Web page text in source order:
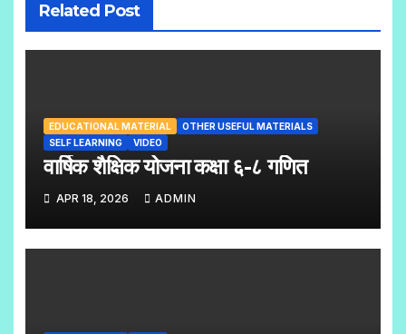
Related Post
EDUCATIONAL MATERIAL
OTHER USEFUL MATERIALS
SELF LEARNING
VIDEO
वार्षिक शैक्षिक योजना कक्षा ६-८ गणित
APR 18, 2026 ADMIN